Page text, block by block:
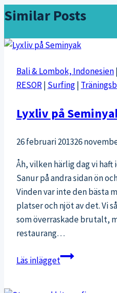
Similar Posts
Bali & Lombok, Indonesien|
RESOR| Surfing|
Lyxliv på
26 februari 201326
Åh, vilken härlig dag vi
Sanur på andra sidan ön
Vinden var inte den bästa
platser och njöt av det. Vi
som överraskade brutalt,
restaurang…
Läs inläggetLyxliv